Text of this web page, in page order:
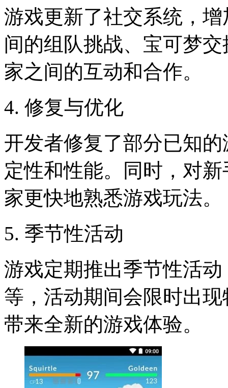
游戏更新了社交系统，
间的组队挑战、宝可梦
家之间的互动和合作。
4. 修复与优化
开发者修复了部分已知
定性和性能。同时，对
家更快地熟悉游戏玩法。
5. 季节性活动
游戏定期推出季节性活
等，活动期间会限时出
带来全新的游戏体验。